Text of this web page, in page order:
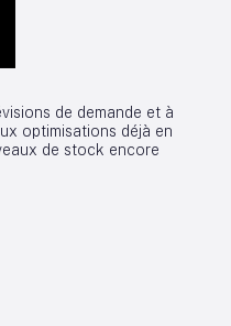
de demande et à
optimisations déjà en
de stock encore